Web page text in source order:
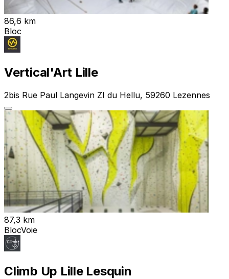
86,6 km
Bloc
Vertical'Art Lille
2bis Rue Paul Langevin ZI du Hellu, 59260 Lezennes
87,3 km
BlocVoie
Climb Up Lille Lesquin